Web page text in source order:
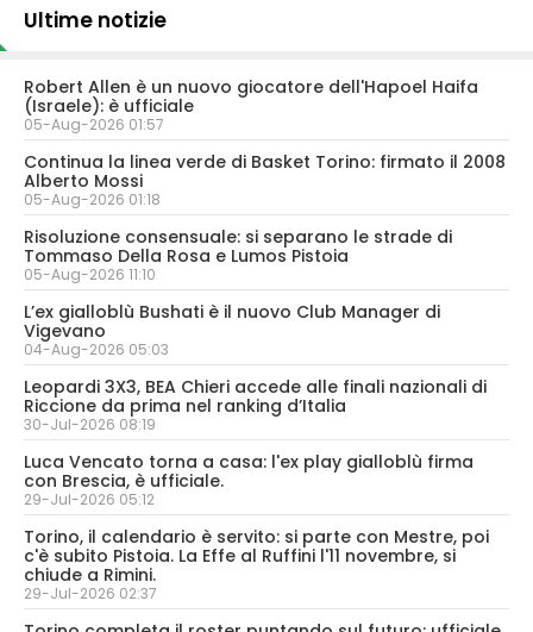
Ultime notizie
Robert Allen è un nuovo giocatore dell'Hapoel Haifa
(Israele): è ufficiale
05-Aug-2026 01:57
Continua la linea verde di Basket Torino: firmato il 2008
Alberto Mossi
05-Aug-2026 01:18
Risoluzione consensuale: si separano le strade di
Tommaso Della Rosa e Lumos Pistoia
05-Aug-2026 11:10
L’ex gialloblù Bushati è il nuovo Club Manager di
Vigevano
04-Aug-2026 05:03
Leopardi 3X3, BEA Chieri accede alle finali nazionali di
Riccione da prima nel ranking d’Italia
30-Jul-2026 08:19
Luca Vencato torna a casa: l'ex play gialloblù firma
con Brescia, è ufficiale.
29-Jul-2026 05:12
Torino, il calendario è servito: si parte con Mestre, poi
c'è subito Pistoia. La Effe al Ruffini l'11 novembre, si
chiude a Rimini.
29-Jul-2026 02:37